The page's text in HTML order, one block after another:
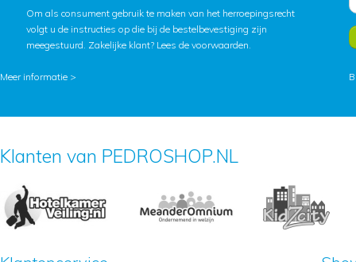
Om als consument gebruik te maken van het herroepingsrecht
volgt u de instructies op die bij de bestelbevestiging zijn
meegestuurd. Zakelijke klant? Lees de voorwaarden.
Meer informatie >
Klanten van PEDROSHOP.NL